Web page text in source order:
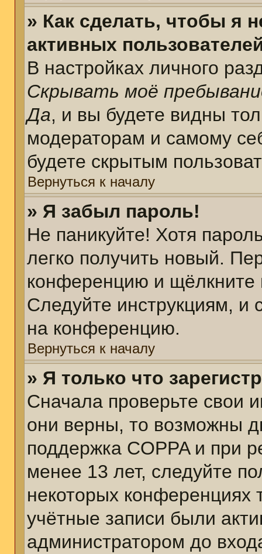
» Как сделать, чтобы я
активных
В настройках личного
Скрывать моё
Да, и вы будете видны
модераторам и самому
будете скрытым
Вернуться к началу
» Я забыл пароль!
Не паникуйте! Хотя
легко получить новый.
конференцию и щёлкните
Следуйте инструкциям, и
на конференцию.
Вернуться к началу
» Я только что
Сначала проверьте свои
они верны, то возможны
поддержка COPPA и при
менее 13 лет, следуйте
некоторых конференциях
учётные записи были
администратором до